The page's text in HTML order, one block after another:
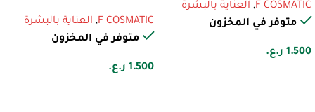
F COSMATIC
, العناية بالبشرة
متوفر في المخزون
1.500 ر.ع.
F COSMATIC
, العناية بالبشرة
متوفر في المخزون
1.500 ر.ع.